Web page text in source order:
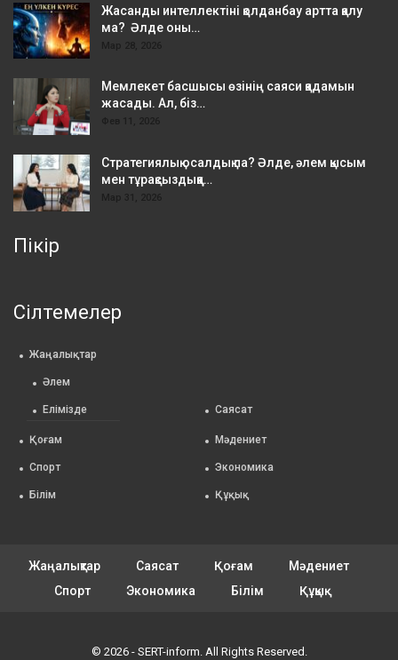
Жасанды интеллектіні қолданбау артта қалу
ма? Әлде оны…
Мар 28, 2026
Мемлекет басшысы өзінің саяси қадамын
жасады. Ал, біз…
Фев 11, 2026
Стратегиялық осалдық па? Әлде, әлем қысым
мен тұрақсыздыққа…
Мар 31, 2026
Пікір
Сілтемелер
Жаңалықтар
Әлем
Елімізде Саясат
Қоғам Мәдениет
Спорт Экономика
Білім Құқық
Жаңалықтар Саясат Қоғам
Мәдениет
Спорт
Экономика Білім Құқық
© 2026 - SERT-inform. All Rights Reserved.